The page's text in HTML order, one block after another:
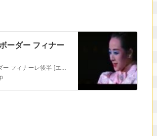
ーダー フィナー
ブレイク・ザ・ボーダー フィナーレ後半 [エンターテイメント] ご要望によりUpします。涼風真世・麻乃佳世。前半：sm19902382